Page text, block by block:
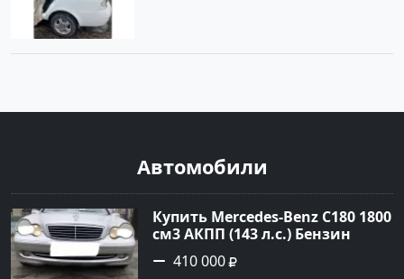
Автомобили
Купить Mercedes-Benz C180 1800
см3 АКПП (143 л.с.) Бензин
инжектор в Тимашевск : цвет
Серебряный Седан 2006 года по
410 000